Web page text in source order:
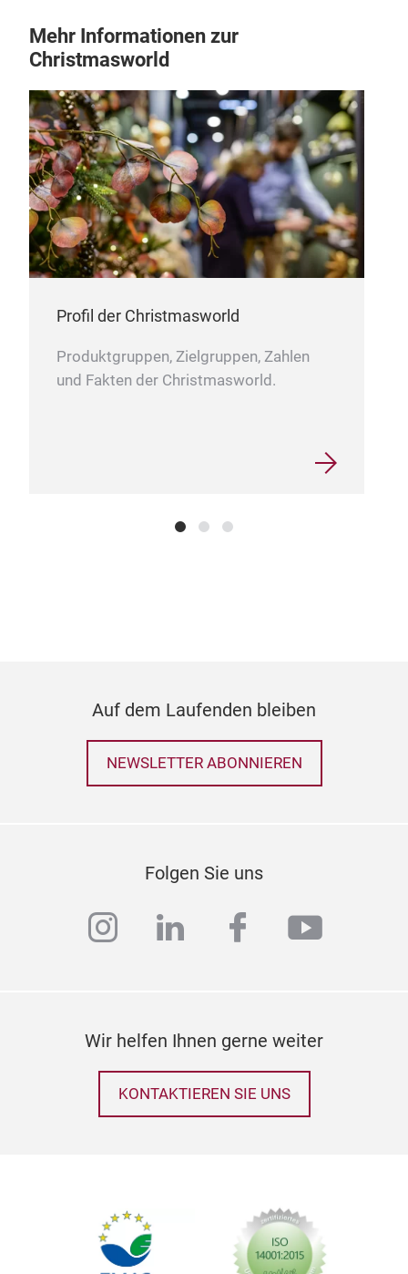
Mehr Informationen zur
Christmasworld
Profil der Christmasworld
Produktgruppen, Zielgruppen, Zahlen
und Fakten der Christmasworld.
Auf dem Laufenden bleiben
NEWSLETTER ABONNIEREN
Folgen Sie uns
instagram
linkedinfacebook
Wir helfen Ihnen gerne weiter
KONTAKTIEREN SIE UNS